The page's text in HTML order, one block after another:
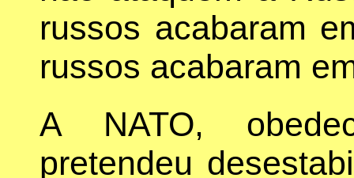
russos acabaram
russos acabaram
A NATO,
pretendeu